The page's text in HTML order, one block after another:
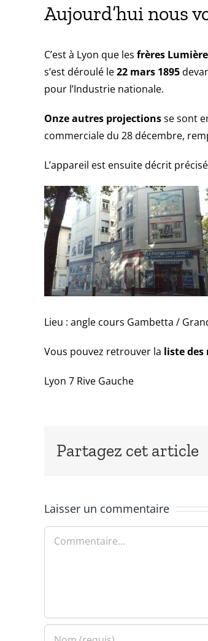
Aujourd’hui nous
C’est à Lyon que les frères Lumière
s’est déroulé le22 mars 1895
pour l’Industrie nationale.
Onze autres projectionsse sont
commerciale du 28 décembre,
L’appareil est ensuite décrit
Lieu : angle cours Gambetta /
Vous pouvez retrouver la liste des
Lyon 7 Rive Gauche
Partagez cet article
Laisser un commentaire
Commentaire